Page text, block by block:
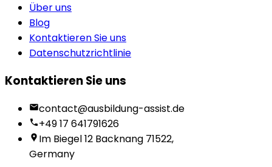
Über uns
Blog
Kontaktieren Sie uns
Datenschutzrichtlinie
Kontaktieren Sie uns
contact@ausbildung-assist.de
+49 17 641791626
Im Biegel 12 Backnang 71522,
Germany